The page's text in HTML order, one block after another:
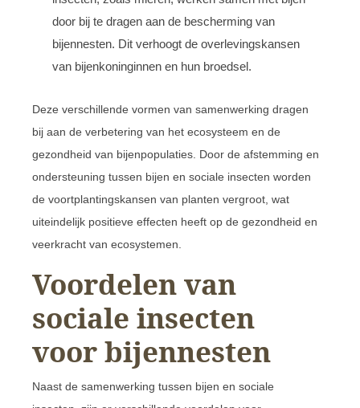
door bij te dragen aan de bescherming van
bijennesten. Dit verhoogt de overlevingskansen
van bijenkoninginnen en hun broedsel.
Deze verschillende vormen van samenwerking dragen
bij aan de verbetering van het ecosysteem en de
gezondheid van bijenpopulaties. Door de afstemming en
ondersteuning tussen bijen en sociale insecten worden
de voortplantingskansen van planten vergroot, wat
uiteindelijk positieve effecten heeft op de gezondheid en
veerkracht van ecosystemen.
Voordelen van
sociale insecten
voor bijennesten
Naast de samenwerking tussen bijen en sociale